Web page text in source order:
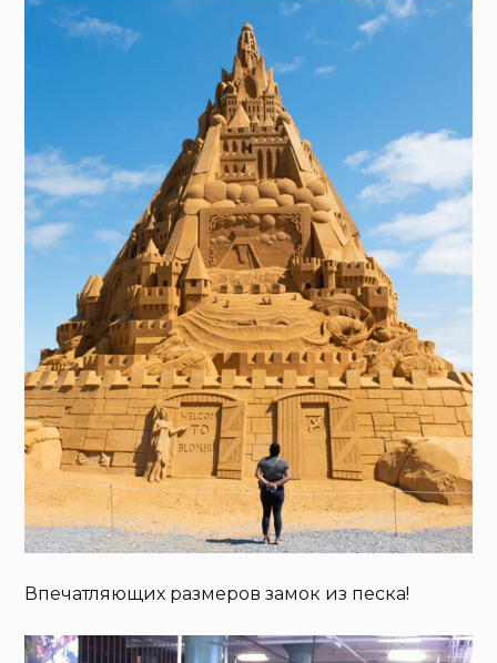
Впечатляющих размеров замок из песка!